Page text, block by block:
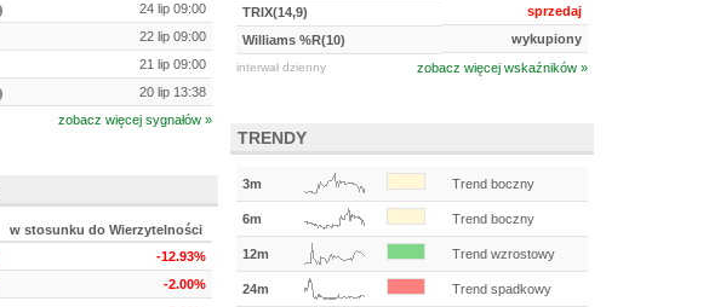
TRIX(14,9)
sprzedaj
Williams %R(10)
wykupiony
interwał dzienny zobacz więcej wskaźników »
24 lip 09:00
22 lip 09:00
21 lip 09:00
20 lip 13:38
zobacz więcej sygnałów »
TRENDY
3m Trend boczny
6m Trend boczny
12m Trend wzrostowy
24m Trend spadkowy
w stosunku do Wierzytelności
-12.93%
-2.00%